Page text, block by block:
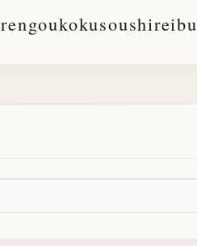
rengoukokusoushireibu